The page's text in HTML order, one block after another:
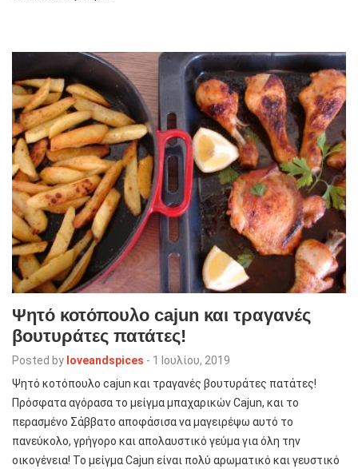
Ψητό κοτόπουλο cajun και τραγανές
βουτυράτες πατάτες!
Posted by loveandspices - 1 Ιουλίου, 2019
Ψητό κοτόπουλο cajun και τραγανές βουτυράτες πατάτες!
Πρόσφατα αγόρασα το μείγμα μπαχαρικών Cajun, και το
περασμένο Σάββατο αποφάσισα να μαγειρέψω αυτό το
πανεύκολο, γρήγορο και απολαυστικό γεύμα για όλη την
οικογένεια! Το μείγμα Cajun είναι πολύ αρωματικό και γευστικό